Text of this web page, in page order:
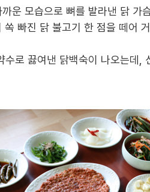
운 모습으로 뼈를 발라낸 닭 가
쏙 빠진 닭 불고기 한 점을 떼어
수로 끓여낸 닭백숙이 나오는데